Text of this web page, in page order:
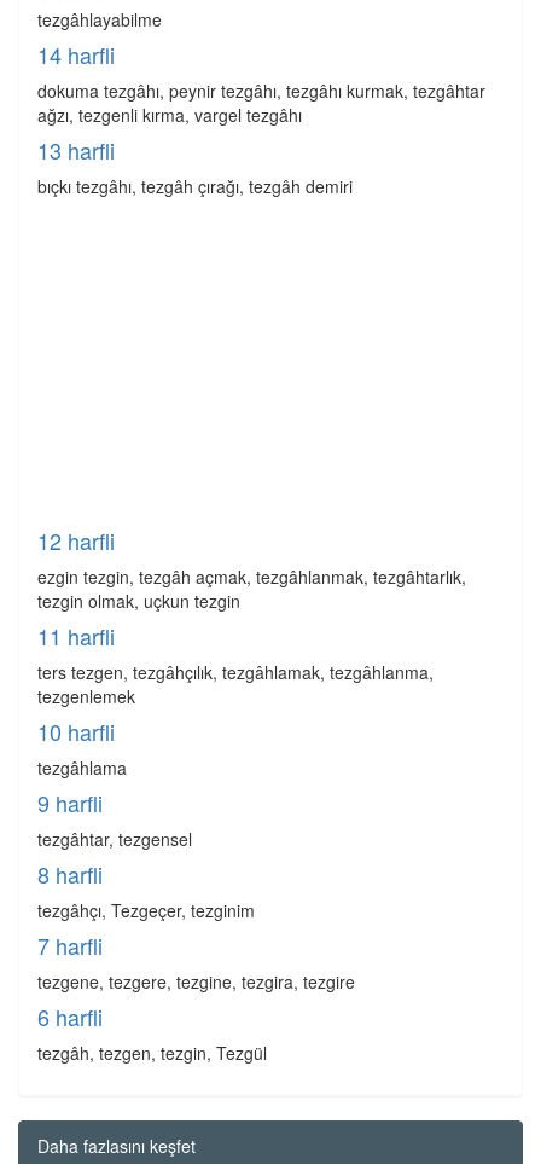
tezgâhlayabilme
14 harfli
dokuma tezgâhı, peynir tezgâhı, tezgâhı kurmak, tezgâhtar
ağzı, tezgenli kırma, vargel tezgâhı
13 harfli
bıçkı tezgâhı, tezgâh çırağı, tezgâh demiri
12 harfli
ezgin tezgin, tezgâh açmak, tezgâhlanmak, tezgâhtarlık,
tezgin olmak, uçkun tezgin
11 harfli
ters tezgen, tezgâhçılık, tezgâhlamak, tezgâhlanma,
tezgenlemek
10 harfli
tezgâhlama
9 harfli
tezgâhtar, tezgensel
8 harfli
tezgâhçı, Tezgeçer, tezginim
7 harfli
tezgene, tezgere, tezgine, tezgira, tezgire
6 harfli
tezgâh, tezgen, tezgin, Tezgül
Daha fazlasını keşfet